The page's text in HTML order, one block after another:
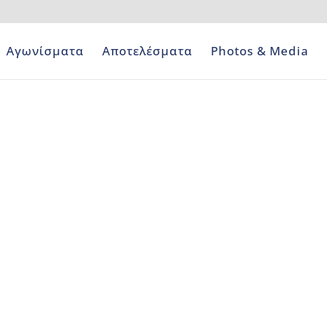
Αγωνίσματα Αποτελέσματα Photos & Media